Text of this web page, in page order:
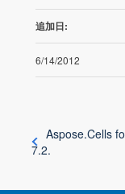
追加日:
6/14/2012
Aspose.Cells
7.2.